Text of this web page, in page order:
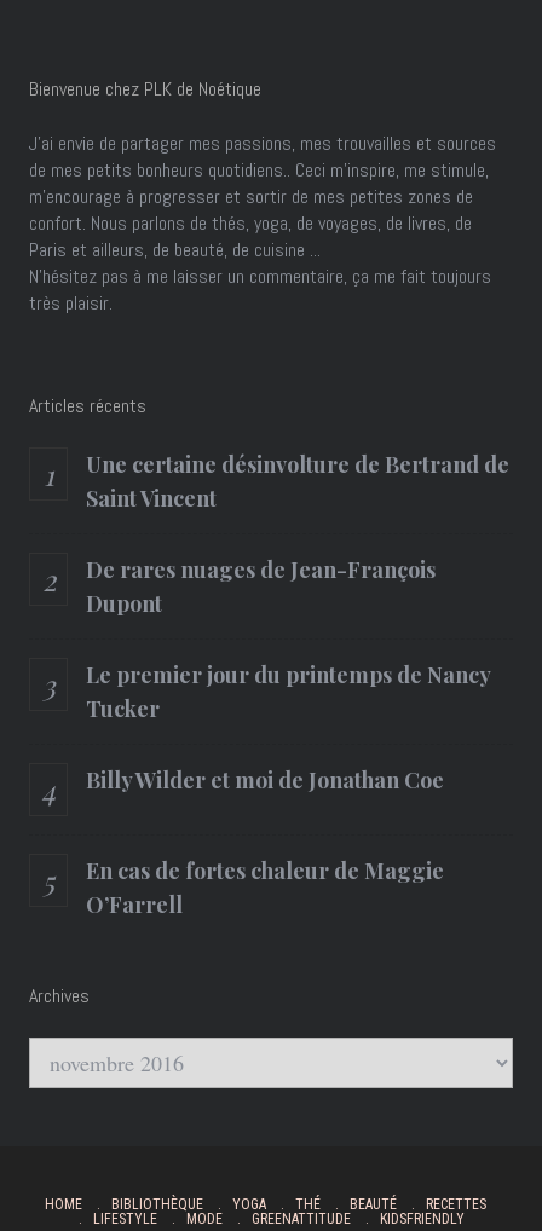
Bienvenue chez PLK de Noétique
J’ai envie de partager mes passions, mes trouvailles et sources
de mes petits bonheurs quotidiens.. Ceci m'inspire, me stimule,
m'encourage à progresser et sortir de mes petites zones de
confort. Nous parlons de thés, yoga, de voyages, de livres, de
Paris et ailleurs, de beauté, de cuisine ...
N'hésitez pas à me laisser un commentaire, ça me fait toujours
très plaisir.
Articles récents
Une certaine désinvolture de Bertrand de
Saint Vincent
De rares nuages de Jean-François
Dupont
Le premier jour du printemps de Nancy
Tucker
Billy Wilder et moi de Jonathan Coe
En cas de fortes chaleur de Maggie
O’Farrell
Archives
HOME BIBLIOTHÈQUE YOGA THÉ BEAUTÉ
RECETTES
LIFESTYLE
MODE GREENATTITUDE KIDSFRIENDLY